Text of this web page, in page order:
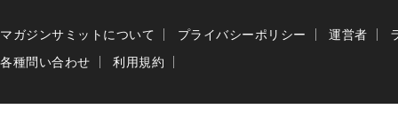
マガジンサミットについて プライバシーポリシー 運営者
各種問い合わせ
利用規約